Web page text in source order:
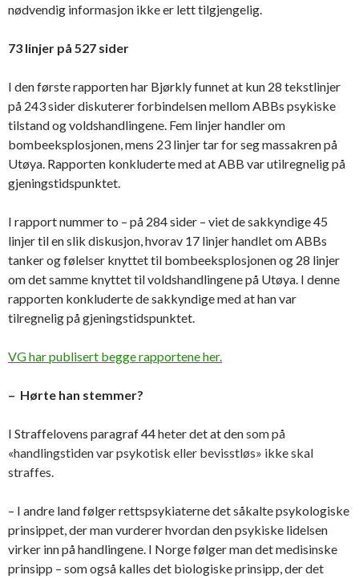
nødvendig informasjon ikke er lett tilgjengelig.
73 linjer på 527 sider
I den første rapporten har Bjørkly funnet at kun 28 tekstlinjer
på 243 sider diskuterer forbindelsen mellom ABBs psykiske
tilstand og voldshandlingene. Fem linjer handler om
bombeeksplosjonen, mens 23 linjer tar for seg massakren på
Utøya. Rapporten konkluderte med at ABB var utilregnelig på
gjeningstidspunktet.
I rapport nummer to – på 284 sider – viet de sakkyndige 45
linjer til en slik diskusjon, hvorav 17 linjer handlet om ABBs
tanker og følelser knyttet til bombeeksplosjonen og 28 linjer
om det samme knyttet til voldshandlingene på Utøya. I denne
rapporten konkluderte de sakkyndige med at han var
tilregnelig på gjeningstidspunktet.
VG har publisert begge rapportene her.
– Hørte han stemmer?
I Straffelovens paragraf 44 heter det at densom på
«handlingstiden var psykotisk eller bevisstløs» ikke skal
straffes.
– I andre land følger rettspsykiaterne det såkalte psykologiske
prinsippet, der man vurderer hvordan den psykiske lidelsen
virker inn på handlingene. I Norge følger man det medisinske
prinsipp – som også kalles det biologiske prinsipp, der det